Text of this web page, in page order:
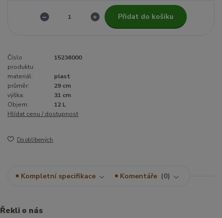
Přidat do košíku
Číslo
produktu:
15236000
materiál:
plast
průměr:
29 cm
výška:
31 cm
Objem:
12 L
Hlídat cenu / dostupnost
Do oblíbených
Kompletní specifikace Komentáře 0
Řekli o nás